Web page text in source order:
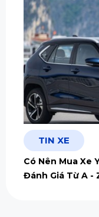
TIN XE
Có Nên Mua Xe
Đánh Giá Từ A -